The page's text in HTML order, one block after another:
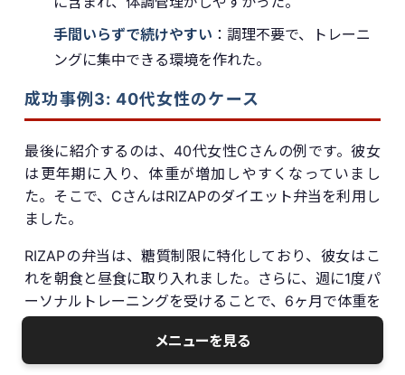
手間いらずで続けやすい ：調理不要で、トレーニ
ングに集中できる環境を作れた。
成功事例3: 40代女性のケース
最後に紹介するのは、40代女性Cさんの例です。彼女
は更年期に入り、体重が増加しやすくなっていまし
た。そこで、CさんはRIZAPのダイエット弁当を利用し
ました。
RIZAPの弁当は、糖質制限に特化しており、彼女はこ
れを朝食と昼食に取り入れました。さらに、週に1度パ
ーソナルトレーニングを受けることで、6ヶ月で体重を
8kg減らすことに成功しました。Cさんが成功した理由
メニューを見る